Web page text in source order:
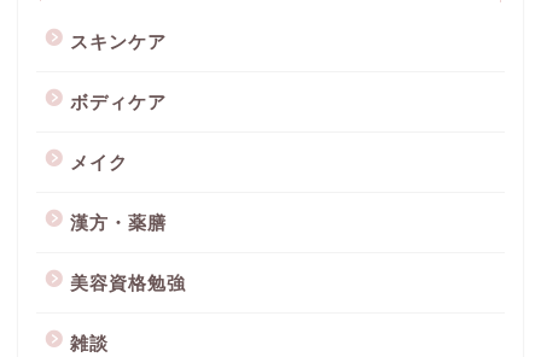
スキンケア
ボディケア
メイク
漢方・薬膳
美容資格勉強
雑談